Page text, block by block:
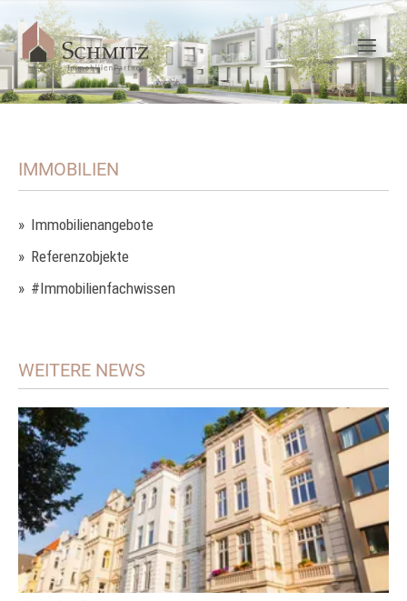
IMMOBILIEN
Immobilienangebote
Referenzobjekte
#Immobilienfachwissen
WEITERE NEWS